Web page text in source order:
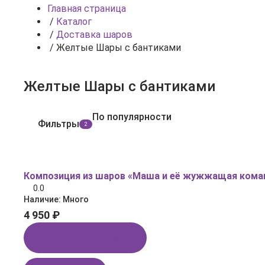
Главная страница
/ Каталог
/ Доставка шаров
/ Желтые Шары с бантиками
Желтые Шары с бантиками
Фильтры 2
По популярности
Композиция из шаров «Маша и её жужжащая
0.0
Наличие: Много
4 950 ₽